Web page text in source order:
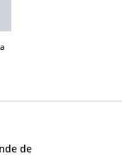
de